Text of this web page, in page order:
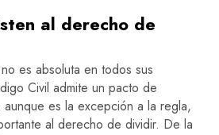
al derecho de
es absoluta en todos sus
Civil admite un pacto de
aunque es la excepción a la regla,
al derecho de dividir. De la